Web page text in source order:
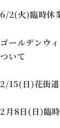
6/2(火)臨時休
ゴールデンウ
ついて
2/15(日)花街
2月8日(日)臨